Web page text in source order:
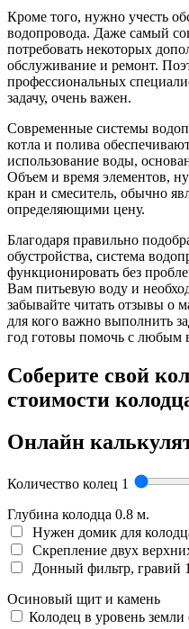
Кроме того, нужно учесть
водопровода. Даже самый
потребовать некоторых
обслуживание и ремонт.
профессиональных
задачу, очень важен.
Современные системы
котла и полива
использование воды,
Объем и время элементов,
кран и смеситель, обычно
определяющими цену.
Благодаря правильно
обустройства, система
функционировать без
Вам питьевую воду и
забывайте читать отзывы о
для кого важно выполнить
год готовы помочь с любым
Соберите свой
стоимости
Онлайн
Количество колец 1
Глубина колодца 0.8 м.
Нужен домик для
Скрепление двух
Донный фильтр, гравий
Осиновый щит и камень
Колодец в уровень